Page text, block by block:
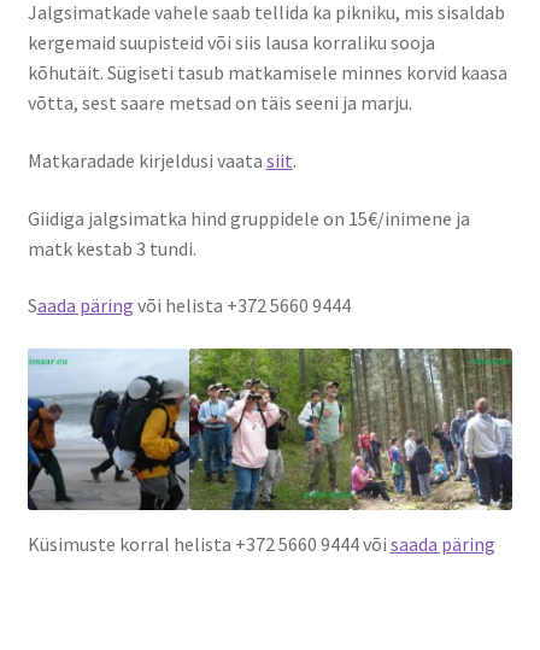
Suvepäevad
Talvepäevad
Ürituste korraldamine
Info
Ajaloost
Galerii
Hea teada
TRANSPORT NAISSAARELE
Kontakt
Jalgsimatkade vahele saab tellida ka pikniku, mis sisaldab
kergemaid suupisteid või siis lausa korraliku sooja
kõhutäit. Sügiseti tasub matkamisele minnes korvid kaasa
võtta, sest saare metsad on täis seeni ja marju.
Matkaradade kirjeldusi vaata siit.
Giidiga jalgsimatka hind gruppidele on 15€/inimene ja
matk kestab 3 tundi.
Saada päring või helista +372 5660 9444
Küsimuste korral helista +372 5660 9444 või saada päring